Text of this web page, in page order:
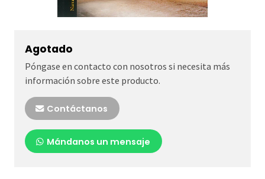
Agotado
Póngase en contacto con nosotros si necesita más
información sobre este producto.
Contáctanos
Mándanos un mensaje